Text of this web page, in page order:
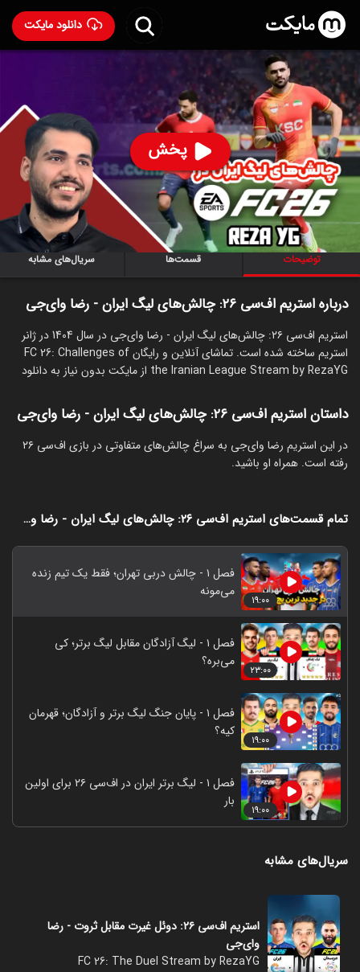
دانلود مایکت
پخش
استریم اف‌سی ۲۶: چالش‌های لیگ ایران - رضا وای‌جی
1404
76% رضا وای‌جی
ساخت ایران سال 1404
رده سنی ۱۳+
استریم
توضیحات قسمت‌ها سریال‌های مشابه
درباره استریم اف‌سی ۲۶: چالش‌های لیگ ایران - رضا وای‌جی
استریم اف‌سی ۲۶: چالش‌های لیگ ایران - رضا وای‌جی در سال 1404 در ژانر
استریم ساخته شده است. تماشای آنلاین و رایگان FC 26: Challenges of
the Iranian League Stream by RezaYG از مایکت بدون نیاز به دانلود
داستان استریم اف‌سی ۲۶: چالش‌های لیگ ایران - رضا وای‌جی
‏در این استریم رضا وای‌جی به سراغ چالش‌های متفاوتی در بازی اف‌سی ۲۶
رفته است. همراه او باشید.
تمام قسمت‌های استریم اف‌سی ۲۶: چالش‌های لیگ ایران - رضا وای‌جی
۱۹:۰۰
فصل ۱ - چالش دربی تهران؛ فقط یک تیم زنده
می‌مونه
۲۳:۰۰
فصل ۱ - لیگ آزادگان مقابل لیگ برتر؛ کی
می‌بره؟
۱۹:۰۰
فصل ۱ - پایان جنگ لیگ برتر و آزادگان؛ قهرمان
کیه؟
۱۹:۰۰
فصل ۱ - لیگ برتر ایران در اف‌سی ۲۶ برای اولین
بار
سریال‌های مشابه
استریم اف‌سی ۲۶: دوئل غیرت مقابل ثروت - رضا
وای‌جی
FC 26: The Duel Stream by RezaYG